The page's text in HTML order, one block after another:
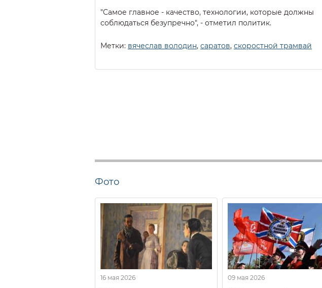
"Самое главное - качество, технологии, которые должны
соблюдаться безупречно", - отметил политик.
Метки: вячеслав володин, саратов, скоростной трамвай
Фото
16 мая 2026 09 мая 2026